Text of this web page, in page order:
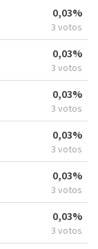
0,03%
3 votos
0,03%
3 votos
0,03%
3 votos
0,03%
3 votos
0,03%
3 votos
0,03%
3 votos